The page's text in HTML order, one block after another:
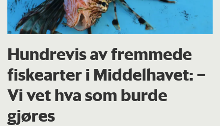
Hundrevis av fremmede
fiskearter i Middelhavet: –
Vi vet hva som burde
gjøres